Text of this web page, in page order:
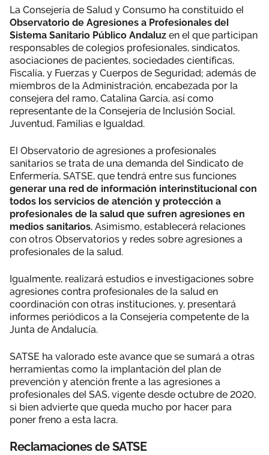
La Consejería de Salud y Consumo ha constituido el
Observatorio de Agresiones a Profesionales del
Sistema Sanitario Público Andaluz en el que participan
responsables de colegios profesionales, sindicatos,
asociaciones de pacientes, sociedades científicas,
Fiscalía, y Fuerzas y Cuerpos de Seguridad; además de
miembros de la Administración, encabezada por la
consejera del ramo, Catalina García, así como
representante de la Consejería de Inclusión Social,
Juventud, Familias e Igualdad.
El Observatorio de agresiones a profesionales
sanitarios se trata de una demanda del Sindicato de
Enfermería, SATSE, que tendrá entre sus funciones
generar una red de información interinstitucional con
todos los servicios de atención y protección a
profesionales de la salud que sufren agresiones en
medios sanitarios. Asimismo, establecerá relaciones
con otros Observatorios y redes sobre agresiones a
profesionales de la salud.
Igualmente, realizará estudios e investigaciones sobre
agresiones contra profesionales de la salud en
coordinación con otras instituciones, y, presentará
informes periódicos a la Consejería competente de la
Junta de Andalucía.
SATSE ha valorado este avance que se sumará a otras
herramientas como la implantación del plan de
prevención y atención frente a las agresiones a
profesionales del SAS, vigente desde octubre de 2020,
si bien advierte que queda mucho por hacer para
poner freno a esta lacra.
Reclamaciones de SATSE